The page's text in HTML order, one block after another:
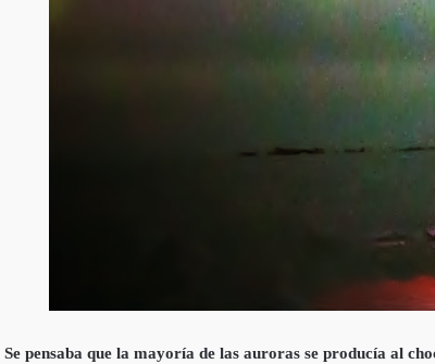
Se pensaba que la mayoría de las auroras se producía al